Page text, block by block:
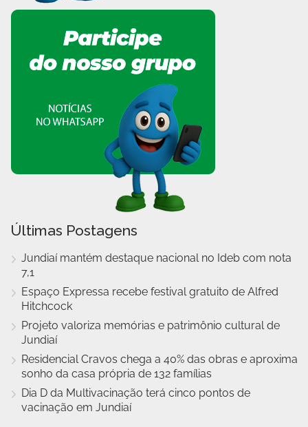
Últimas Postagens
Jundiaí mantém destaque nacional no Ideb com nota
7,1
Espaço Expressa recebe festival gratuito de Alfred
Hitchcock
Projeto valoriza memórias e patrimônio cultural de
Jundiaí
Residencial Cravos chega a 40% das obras e aproxima
sonho da casa própria de 132 famílias
Dia D da Multivacinação terá cinco pontos de
vacinação em Jundiaí